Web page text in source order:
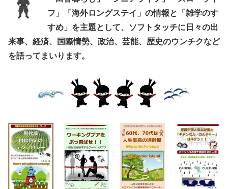
フ」「海外ロングステイ」の情報と「雑学のす
すめ」を主題として、ソフトタッチに日々の出
来事、経済、国際情勢、政治、芸能、歴史のウンチクなど
を語ってまいります。